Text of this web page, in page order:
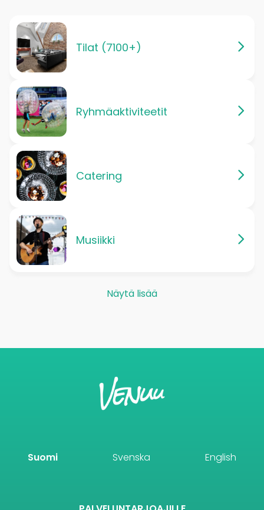
Tilat (7100+)
Ryhmäaktiviteetit
Catering
Musiikki
Näytä lisää
Suomi Svenska English